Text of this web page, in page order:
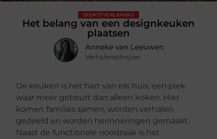
DIENSTVERLENING
Het belang van een designkeuken
plaatsen
Anneke van Leeuwen
Verhalenschrijver
De keuken is het hart van elk huis, een plek
waar meer gebeurt dan alleen koken. Hier
komen families samen, worden verhalen
gedeeld en worden herinneringen gemaakt.
Naast de functionele noodzaak is het